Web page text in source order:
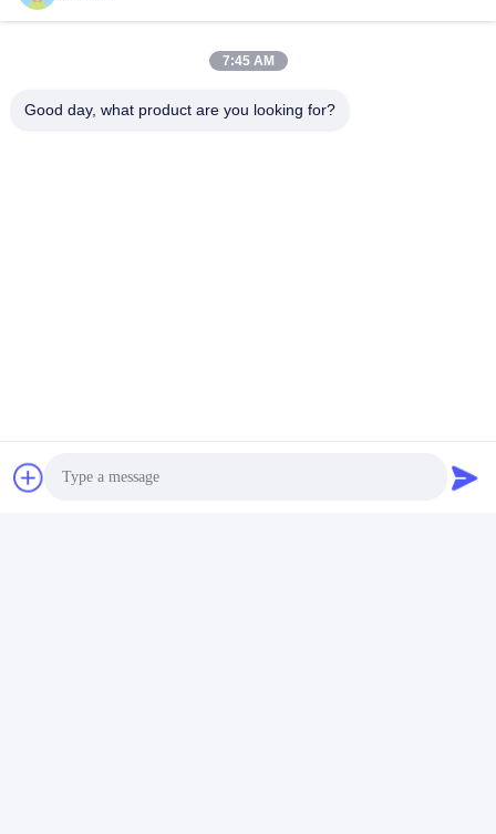
7:45 AM
Good day, what product are you looking for?